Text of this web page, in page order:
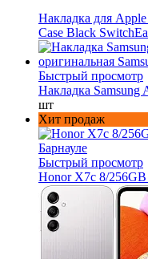
Накладка для
Case Black
Быстрый просмотр
Накладка Samsung
шт
Хит продаж
Быстрый просмотр
Honor X7c 8/